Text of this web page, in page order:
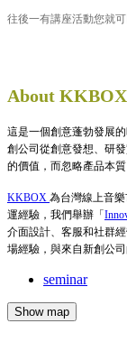
往後一有講座活動您就
About
這是一個創意蓬勃發展
創公司從創意發想、研
的價值，而忽略產品本
KKBOX 為台灣線上音
運經驗，我們舉辦「
介面設計、客服和社群
場經驗，與來自新創公
seminar
Show map